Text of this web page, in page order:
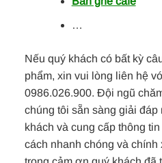
…
Nếu quý khách có bất kỳ
phẩm, xin vui lòng liên hệ
0986.026.900. Đội ngũ
chúng tôi sẵn sàng giải đáp
khách và cung cấp thông
cách nhanh chóng và chính